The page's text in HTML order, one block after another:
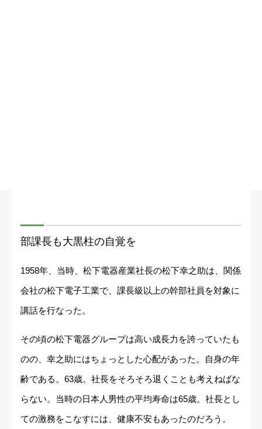
部課長も大黒柱の自覚を
1958年、当時、松下電器産業社長の松下幸之助は、関係
会社の松下電子工業で、課長級以上の幹部社員を対象に
講話を行なった。
その頃の松下電器グループは高い成長力を誇っていたも
のの、幸之助にはちょっとした心配があった。自身の年
齢である。63歳。社長をそろそろ退くことも考えねばな
らない。当時の日本人男性の平均寿命は65歳。社長とし
ての激務をこなすには、健康不安もあったのだろう。